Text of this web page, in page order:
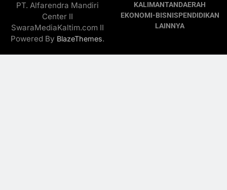
PT. Alfarendra Mandiri
Center II
SwaraMediaKaltim.com II
Powered By BlazeThemes.
KALIMANTANDAERAH
EKONOMI-BISNISPENDIDIKAN
LAINNYA